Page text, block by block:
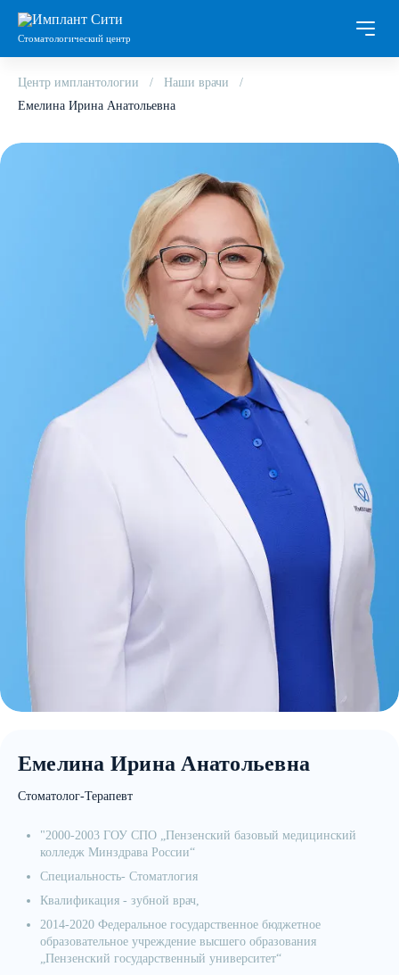
Стоматологический центр
Центр имплантологии
Наши врачи
Емелина Ирина Анатольевна
Емелина Ирина Анатольевна
Стоматолог-Терапевт
"2000-2003 ГОУ СПО „Пензенский базовый медицинский
колледж Минздрава России“
Специальность- Стоматлогия
Квалификация - зубной врач,
2014-2020 Федеральное государственное бюджетное
образовательное учреждение высшего образования
„Пензенский государственный университет“